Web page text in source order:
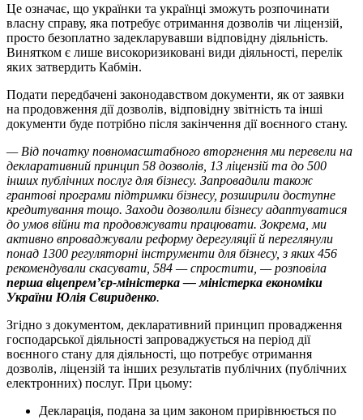
Це означає, що українки та українці зможуть розпочинати
власну справу, яка потребує отримання дозволів чи ліцензій,
просто безоплатно задекларувавши відповідну діяльність.
Винятком є лише високоризиковані види діяльності, перелік
яких затвердить Кабмін.
Подати передбачені законодавством документи, як от заявки
на продовження дії дозволів, відповідну звітність та інші
документи буде потрібно після закінчення дії воєнного стану.
— Від початку повномасштабного вторгнення ми перевели на
декларативний принцип 58 дозволів, 13 ліцензій та до 500
інших публічних послуг для бізнесу. Запровадили також
грантові програми підтримки бізнесу, розширили доступне
кредитування тощо. Заходи дозволили бізнесу адаптуватися
до умов війни та продовжувати працювати. Зокрема, ми
активно впроваджували реформу дерегуляції й переглянули
понад 1300 регуляторні інструменти для бізнесу, з яких 456
рекомендували скасувати, 584 — спростити, — розповіла
перша віцепремʼєр-міністерка — міністерка економіки
України Юлія Свириденко.
Згідно з документом, декларативний принцип провадження
господарської діяльності запроваджується на період дії
воєнного стану для діяльності, що потребує отримання
дозволів, ліцензій та інших результатів публічних (публічних
електронних) послуг. При цьому:
Декларація, подана за цим законом прирівнюється по